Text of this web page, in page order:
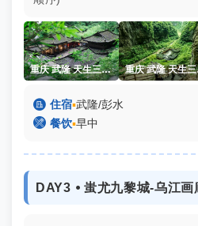
重庆 武隆 天生三桥 天福驿站 重
 住宿▪武隆/彭水
 餐饮▪早中
DAY3 ⦁ 蚩尤九黎城-乌江画